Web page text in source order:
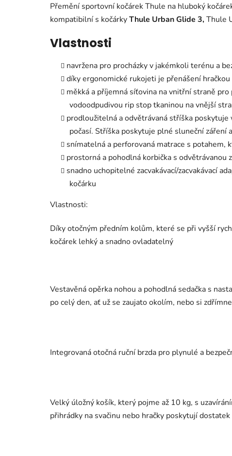
Přemění sportovní kočárek Thule na hluboký
kompatibilní s kočárkyThule Urban Glide 3,Thule
Vlastnosti
navržena pro procházky v jakémkoli terénu a
díky ergonomické rukojeti je přenášení
měkká a příjemná síťovina na vnitřní straně
vodoodpudivou rip stop tkaninou na vnější
prodloužitelná a odvětrávaná stříška
počasí. Stříška poskytuje plné sluneční záření
snímatelná a perforovaná matrace s potahem,
prostorná a pohodlná korbička s odvětrávanou
snadno uchopitelné zacvakávací/zacvakávací
kočárku
Vlastnosti:
Díky otočným předním kolům, které se při vyšší
kočárek lehký a snadno ovladatelný
Vestavěná opěrka nohou a pohodlná sedačka s
po celý den, ať už se zaujato okolím, nebo si zdřímne
Integrovaná otočná ruční brzda pro plynulé a
Velký úložný košík, který pojme až 10 kg, s
přihrádky na svačinu nebo hračky poskytují